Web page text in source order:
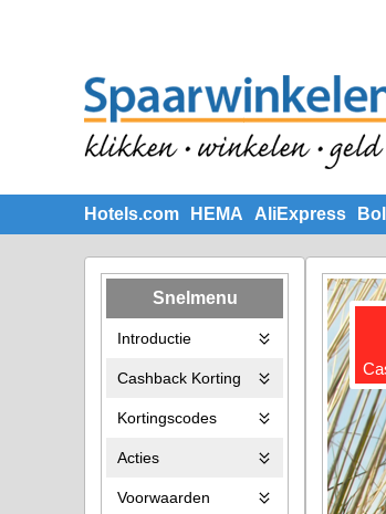
Hotels.com HEMA AliExpress
Snelmenu
Introductie
Cashback Korting
Kortingscodes
Acties
Voorwaarden